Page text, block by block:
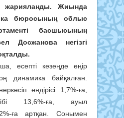
жарияланды. Жиында
бюросының облыс
басшысының
Досжанова негізгі
есепті кезеңде өңір
динамика байқалған.
өндірісі 1,7%-ға,
13,6%-ға, ауыл
ға артқан. Сонымен